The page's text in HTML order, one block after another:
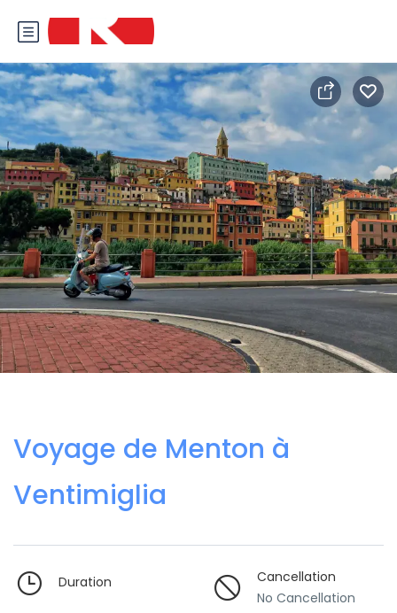
Voyage de Menton à
Ventimiglia
Duration
Cancellation
No Cancellation